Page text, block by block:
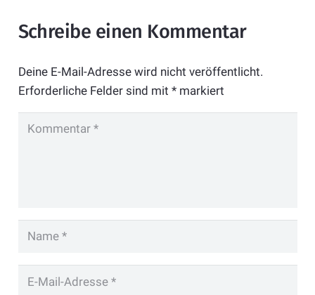
Schreibe einen Kommentar
Deine E-Mail-Adresse wird nicht veröffentlicht.
Erforderliche Felder sind mit *markiert